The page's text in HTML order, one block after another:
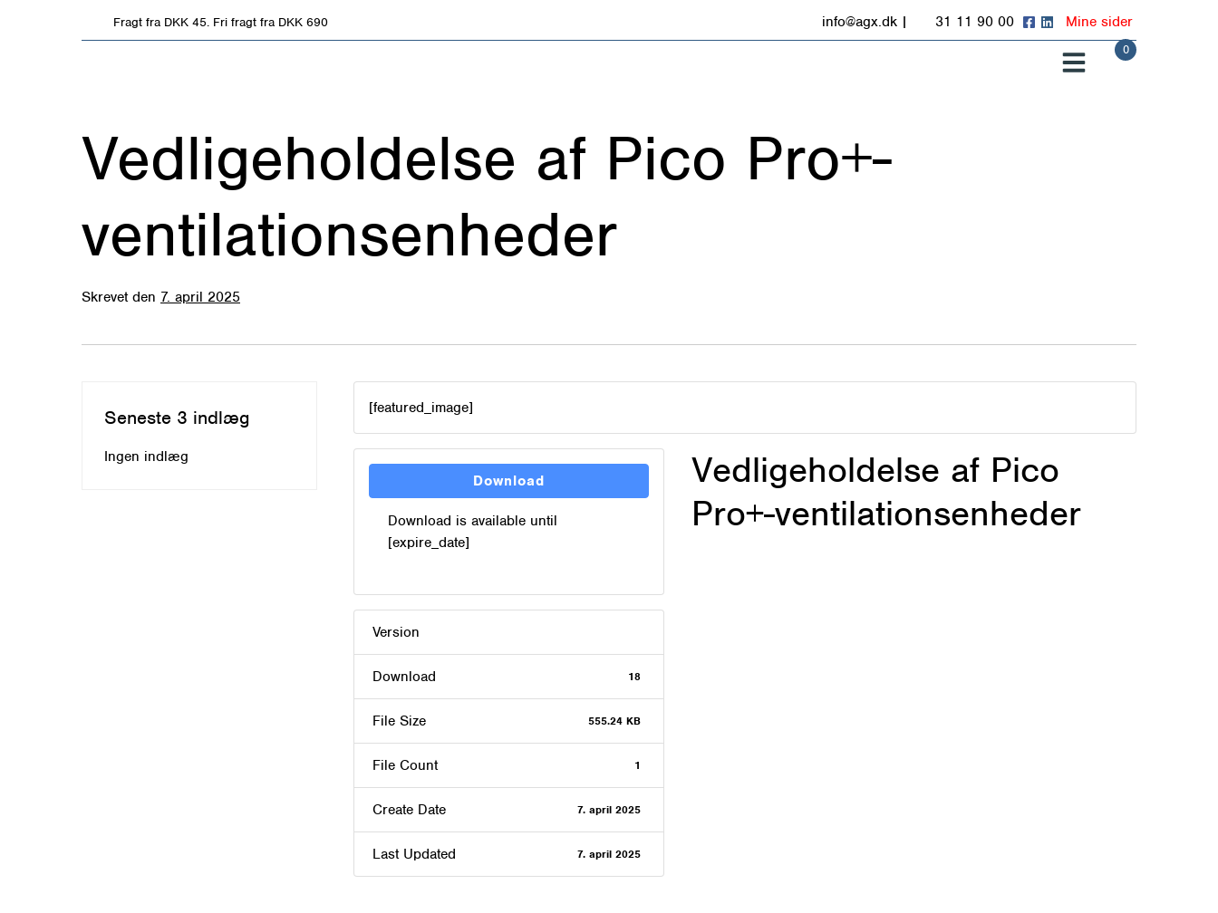
Fragt fra DKK 45. Fri fragt fra DKK 690 info@agx.dk | 31 11 90 00 Mine sider
0
0
Vedligeholdelse af Pico Pro+-
ventilationsenheder
Skrevetden 7. april 2025
Seneste 3 indlæg
Ingen indlæg
[featured_image]
Download
Download is available until
[expire_date]
Version
Download 18
File Size 555.24 KB
File Count 1
Create Date 7. april 2025
Last Updated 7. april 2025
Vedligeholdelse af Pico
Pro+-ventilationsenheder